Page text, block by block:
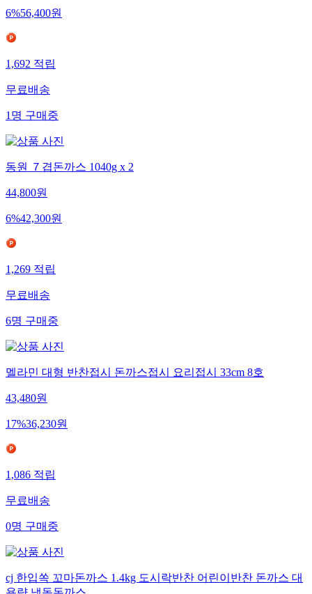
6%56,400원
1,692적립
무료배송
1명구매중
동원 ７겹돈까스 1040g x 2
44,800원
6%42,300원
1,269적립
무료배송
6명구매중
멜라민 대형 반찬접시 돈까스접시 요리접시 33cm 8호
43,480원
17%36,230원
1,086적립
무료배송
0명구매중
cj 한입쏙 꼬마돈까스 1.4kg 도시락반찬 어린이반찬 돈까스 대